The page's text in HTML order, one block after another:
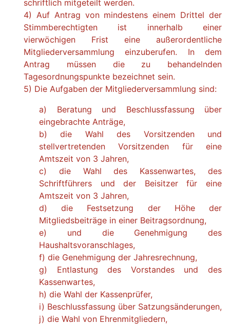
schriftlich mitgeteilt werden.
4) Auf Antrag von mindestens einem Drittel der
Stimmberechtigten ist innerhalb einer
vierwöchigen Frist eine außerordentliche
Mitgliederversammlung einzuberufen. In dem
Antrag müssen die zu behandelnden
Tagesordnungspunkte bezeichnet sein.
5) Die Aufgaben der Mitgliederversammlung sind:
a) Beratung und Beschlussfassung über
eingebrachte Anträge,
b) die Wahl des Vorsitzenden und
stellvertretenden Vorsitzenden für eine
Amtszeit von 3 Jahren,
c) die Wahl des Kassenwartes, des
Schriftführers und der Beisitzer für eine
Amtszeit von 3 Jahren,
d) die Festsetzung der Höhe der
Mitgliedsbeiträge in einer Beitragsordnung,
e) und die Genehmigung des
Haushaltsvoranschlages,
f) die Genehmigung der Jahresrechnung,
g) Entlastung des Vorstandes und des
Kassenwartes,
h) die Wahl der Kassenprüfer,
i) Beschlussfassung über Satzungsänderungen,
j) die Wahl von Ehrenmitgliedern,